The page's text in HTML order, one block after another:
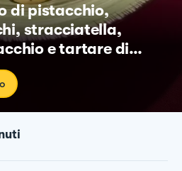
di pistacchio,
stracciatella,
e tartare di